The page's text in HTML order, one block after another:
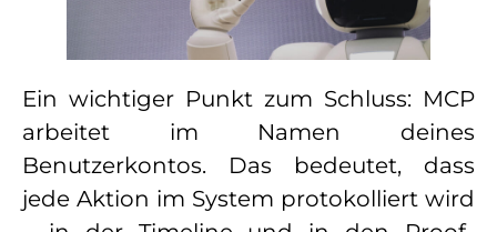
Ein wichtiger Punkt zum Schluss: MCP
arbeitet im Namen deines
Benutzerkontos. Das bedeutet, dass
jede Aktion im System protokolliert wird